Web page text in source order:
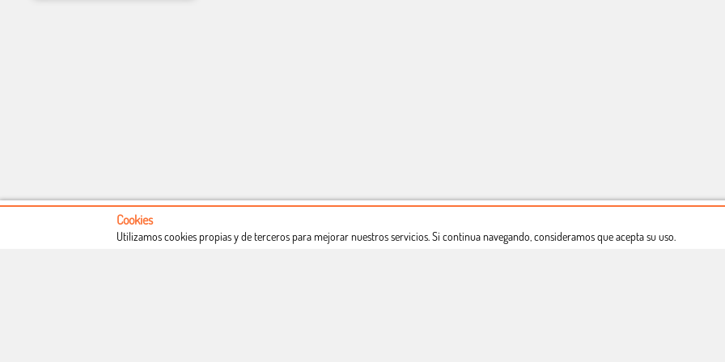
Condiciones de uso Proceso de compra Dónde estamos Política privacidad Derecho a desistimiento
Cookies
Utilizamos cookies propias y de terceros para mejorar nuestros servicios. Si continua navegando, consideramos que acepta su uso.